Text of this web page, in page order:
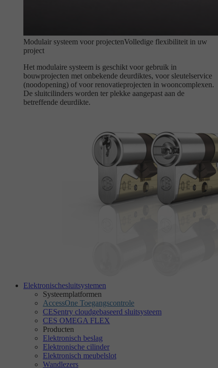
Modulair systeem voor projectenVolledige flexibiliteit in uw
project
Het modulaire systeem is geschikt voor gebruik in
bouwprojecten met onbekende deurdiktes, voor sleutelservice
(noodopening) of voor renovatieprojecten in wooncomplexen.
De sluitcilinders worden ter plekke aangepast aan de
betreffende deurdikte.
Elektronischesluitsystemen
Systeemplatformen
AccessOne Toegangscontrole
CESentry cloudgebaseerd sluitsysteem
CES OMEGA FLEX
Producten
Elektronisch beslag
Elektronische cilinder
Elektronisch meubelslot
Wandlezers